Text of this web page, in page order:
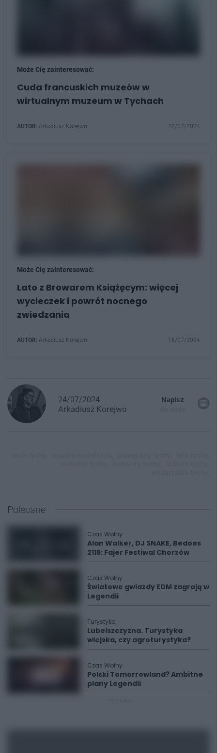
Może Cię zainteresować:
Cuda francuskich muzeów w
wirtualnym muzeum w Tychach
AUTOR: Arkadiusz Korejwo 22/07/2024
Może Cię zainteresować:
Lato z Browarem Książęcym: więcej
wycieczek i powrót nocnego
zwiedzania
AUTOR: Arkadiusz Korejwo 16/07/2024
24/07/2024
Arkadiusz Korejwo
Napisz
Polecane
Czas Wolny
Alan Walker, DJ SNAKE, Bedoes
2115: Fajer Festiwal Chorzów
Czas Wolny
Światowe gwiazdy EDM zagrają w
Legendii
Turystyka
Lubelszczyzna. Turystyka
wiejska, czy agroturystyka?
Czas Wolny
Polski Tomorrowland? Ambitne
plany Legendii